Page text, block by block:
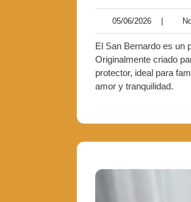
05/06/2026
El San Bernardo es un
Originalmente criado
protector, ideal para
amor y tranquilidad.